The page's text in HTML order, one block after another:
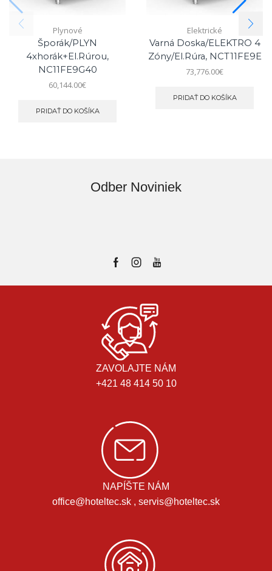
Plynové
Šporák/PLYN
4xhorák+el.rúrou,
NC11FE9G40
60,144.00€
PRIDAŤ DO KOŠÍKA
Elektrické
Varná Doska/ELEKTRO 4
Zóny/el.rúra, NCT11FE9E
73,776.00€
PRIDAŤ DO KOŠÍKA
Odber Noviniek
ZAVOLAJTE NÁM
+421 48 414 50 10
NAPÍŠTE NÁM
office@hoteltec.sk , servis@hoteltec.sk